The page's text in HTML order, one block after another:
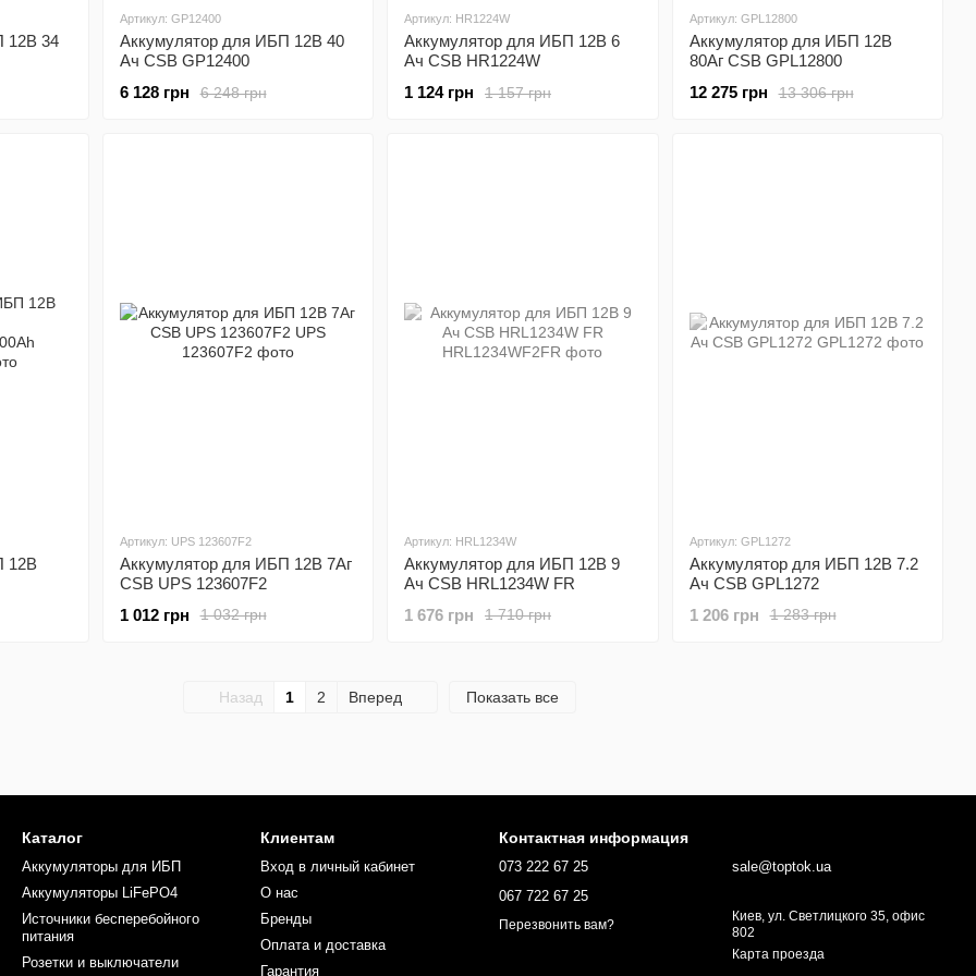
12В 34
Артикул: GP12400
Аккумулятор для ИБП 12В 40
Ач CSB GP12400
6 248 грн
6 128 грн
Артикул: HR1224W
Аккумулятор для ИБП 12В 6
Ач CSB HR1224W
1 157 грн
1 124 грн
Артикул: GPL12800
Аккумулятор для ИБП 12В
80Аг CSB GPL12800
13 306 грн
12 275 грн
12В
Артикул: UPS 123607F2
Аккумулятор для ИБП 12В 7Аг
CSB UPS 123607F2
1 032 грн
1 012 грн
Артикул: HRL1234W
Аккумулятор для ИБП 12В 9
Ач CSB HRL1234W FR
1 710 грн
1 676 грн
Артикул: GPL1272
Аккумулятор для ИБП 12В 7.2
Ач CSB GPL1272
1 283 грн
1 206 грн
Назад 1 2 Вперед Показать все
Каталог
Аккумуляторы для ИБП
Аккумуляторы LiFePO4
Источники бесперебойного
питания
Розетки и выключатели
Клиентам
Вход в личный кабинет
О нас
Бренды
Оплата и доставка
Гарантия
Контактная информация
073 222 67 25
067 722 67 25
Перезвонить вам?
sale@toptok.ua
Киев, ул. Светлицкого 35, офис
802
Карта проезда